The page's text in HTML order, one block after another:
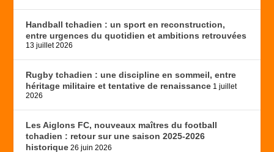
Handball tchadien : un sport en reconstruction,
entre urgences du quotidien et ambitions retrouvées
13 juillet 2026
Rugby tchadien : une discipline en sommeil, entre
héritage militaire et tentative de renaissance 1 juillet
2026
Les Aiglons FC, nouveaux maîtres du football
tchadien : retour sur une saison 2025-2026
historique 26 juin 2026